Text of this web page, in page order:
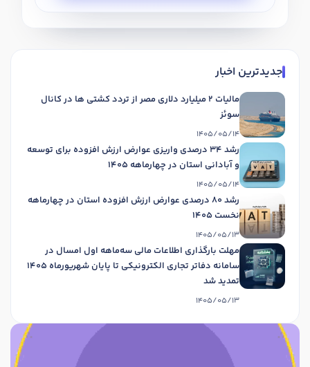
جدیدترین اخبار
مالیات 2 میلیارد دلاری مصر از تردد کشتی ها در کانال
سوئز
1405/05/14
رشد 34 درصدی واریزی عوارض ارزش افزوده برای توسعه
و آبادانی استان در چهارماهه 1405
1405/05/14
رشد 80 درصدی عوارض ارزش افزوده استان در چهارماهه
نخست 1405
1405/05/13
مهلت بارگذاری اطلاعات مالی سه‌ماهه اول امسال در
سامانه دفاتر تجاری الکترونیکی تا پایان شهریورماه 1405
تمدید شد
1405/05/13